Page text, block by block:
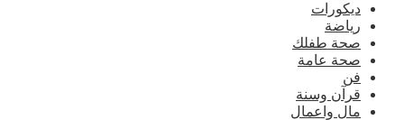
ديكورات
رياضة
صحة طفلك
صحة عامة
فن
قرآن وسنة
مال واعمال